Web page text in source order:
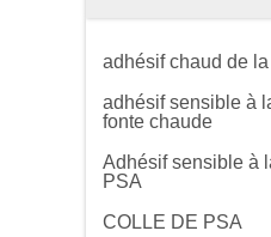
adhésif chaud de
adhésif sensible à
fonte chaude
Adhésif sensible à
PSA
COLLE DE PSA